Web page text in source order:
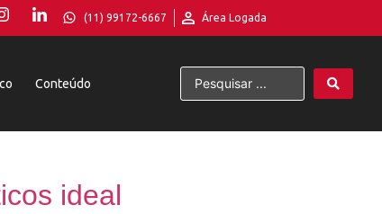
(11) 99172-6667 Área Logada
Conteúdo
ideal